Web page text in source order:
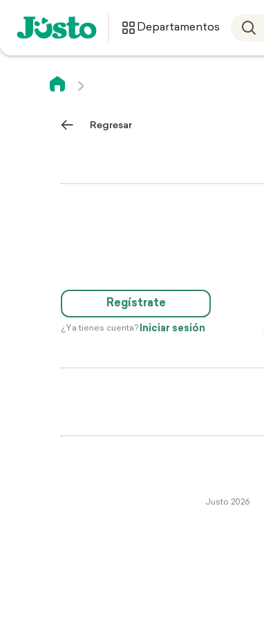
Departamentos
Regresar
Regístrate
¿Ya tienes cuenta? Iniciar sesión
Justo 2026